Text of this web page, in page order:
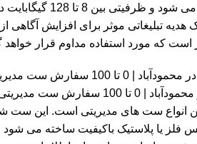
8 تا 128 گیگابایت دارد.
تبلیغاتی موثر برای افزایش آگاهی از
است که مورد استفاده مداوم قرار
سفارش ست مدیریتی
انواع ست های مدیریتی است. این
فلز یا پلاستیک باکیفیت ساخته می